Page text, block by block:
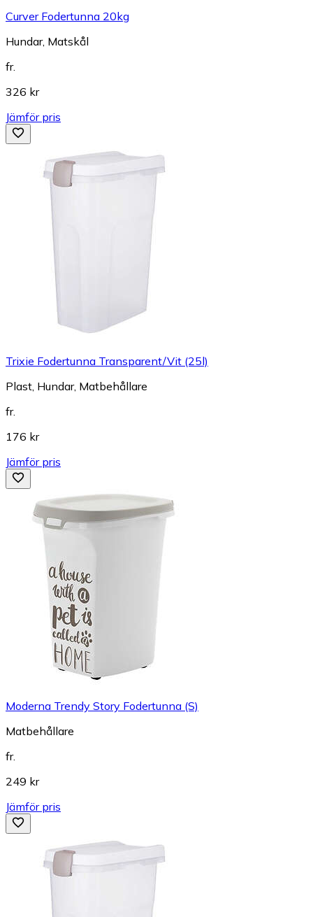
Curver Fodertunna 20kg
Hundar, Matskål
fr.
326 kr
Jämför pris
Trixie Fodertunna Transparent/Vit (25l)
Plast, Hundar, Matbehållare
fr.
176 kr
Jämför pris
Moderna Trendy Story Fodertunna (S)
Matbehållare
fr.
249 kr
Jämför pris